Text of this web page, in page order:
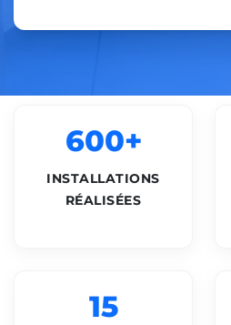
600+
INSTALLATIONS
RÉALISÉES
15